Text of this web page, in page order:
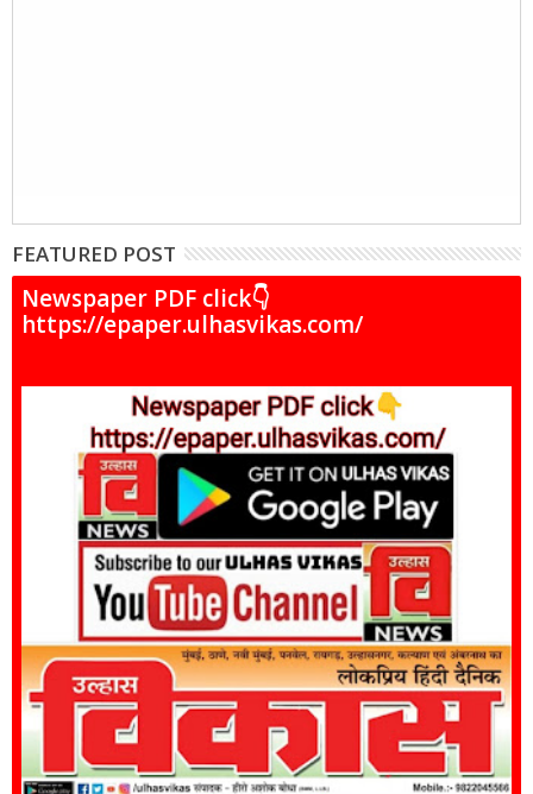
FEATURED POST
Newspaper PDF click👇
https://epaper.ulhasvikas.com/